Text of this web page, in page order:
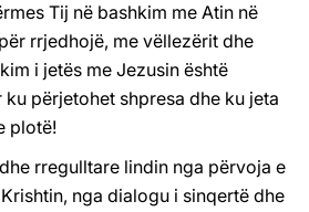
Tij në bashkim me Atin në
rrjedhojë, me vëllezërit dhe
i jetës me Jezusin është
ku përjetohet shpresa dhe ku jeta
plotë!
rregulltare lindin nga përvoja e
nga dialogu i sinqertë dhe